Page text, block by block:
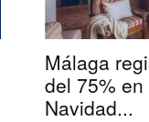
Málaga
del 75%
Navidad...